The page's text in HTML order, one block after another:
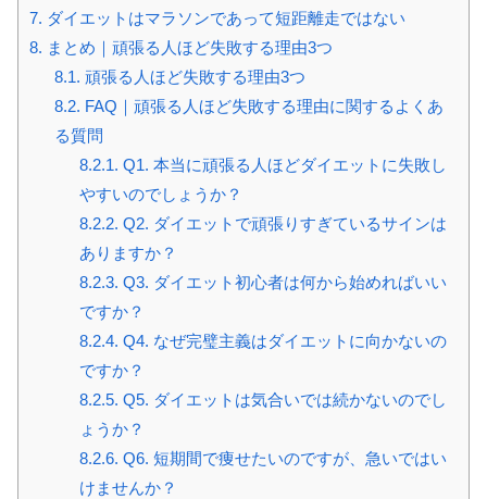
7. ダイエットはマラソンであって短距離走ではない
8. まとめ｜頑張る人ほど失敗する理由3つ
8.1. 頑張る人ほど失敗する理由3つ
8.2. FAQ｜頑張る人ほど失敗する理由に関するよくあ
る質問
8.2.1. Q1. 本当に頑張る人ほどダイエットに失敗し
やすいのでしょうか？
8.2.2. Q2. ダイエットで頑張りすぎているサインは
ありますか？
8.2.3. Q3. ダイエット初心者は何から始めればいい
ですか？
8.2.4. Q4. なぜ完璧主義はダイエットに向かないの
ですか？
8.2.5. Q5. ダイエットは気合いでは続かないのでし
ょうか？
8.2.6. Q6. 短期間で痩せたいのですが、急いではい
けませんか？